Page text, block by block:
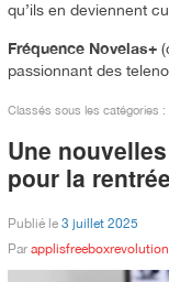
qu’ils en deviennent
Fréquence Novelas+
passionnant des
Classés sous les catégories :
Une
pour la
Publié le 3 juillet 2025
Par applisfreeboxrevolution